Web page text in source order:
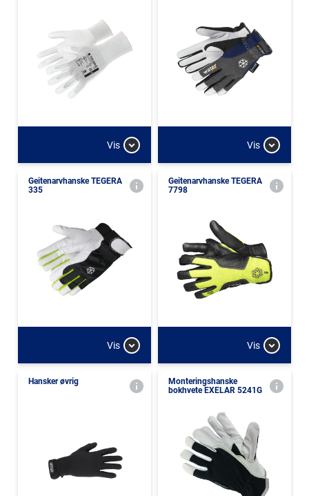
Vis Vis
Geitenarvhanske TEGERA
335
Vis
Geitenarvhanske TEGERA
7798
Vis
Hansker øvrig
Monteringshanske
bokhvete EXELAR 5241G